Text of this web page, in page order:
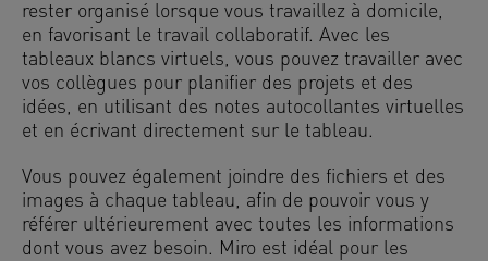
rester organisé lorsque vous travaillez à domicile,
en favorisant le travail collaboratif. Avec les
tableaux blancs virtuels, vous pouvez travailler avec
vos collègues pour planifier des projets et des
idées, en utilisant des notes autocollantes virtuelles
et en écrivant directement sur le tableau.
Vous pouvez également joindre des fichiers et des
images à chaque tableau, afin de pouvoir vous y
référer ultérieurement avec toutes les informations
dont vous avez besoin. Miro est idéal pour les